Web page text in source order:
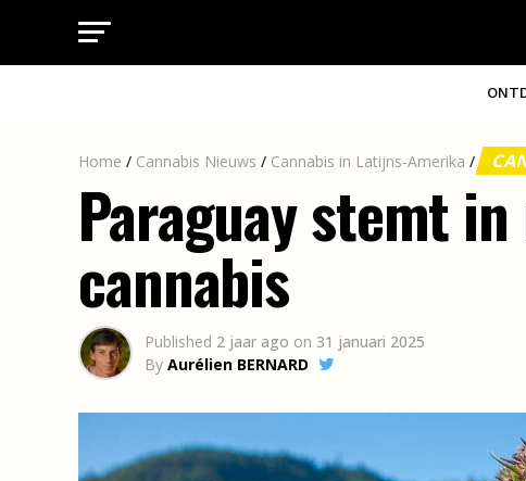
Home / Cannabis Nieuws / Cannabis in Latijns-Amerika /
Paraguay stemt
cannabis
Published 2 jaar ago on 31 januari 2025
By Aurélien BERNARD